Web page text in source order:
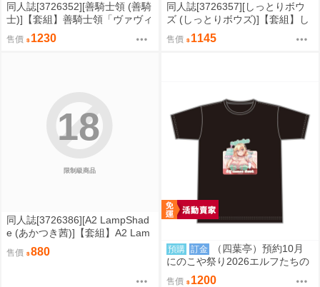
同人誌[3726352][善騎士領 (善騎
士)]【套組】善騎士領「ヴァヴィ
ヴ」セット (Uma娘)
售價 1230
同人誌[3726357][しっとりボウ
ズ (しっとりボウズ)]【套組】し
っとりボウズ「社内恋愛は禁止
です」セット (OL)
售價 1145
限制級商品
18
同人誌[3726386][A2 LampShad
e (あかつき茜)]【套組】A2 Lam
pShade「勝利の女神:NIKKE」セ
ット (勝利女神妮姬)
售價 880 預購 訂金
（四葉亭）預約10月
にのこや祭り2026エルフたちの
宴 #開催記念T恤 0829
售價 1200